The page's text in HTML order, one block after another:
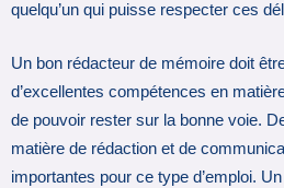
quelqu’un qui puisse respecter ces
Un bon rédacteur de mémoire doit
d’excellentes compétences en
de pouvoir rester sur la bonne voie.
matière de rédaction et de
importantes pour ce type d’emploi.